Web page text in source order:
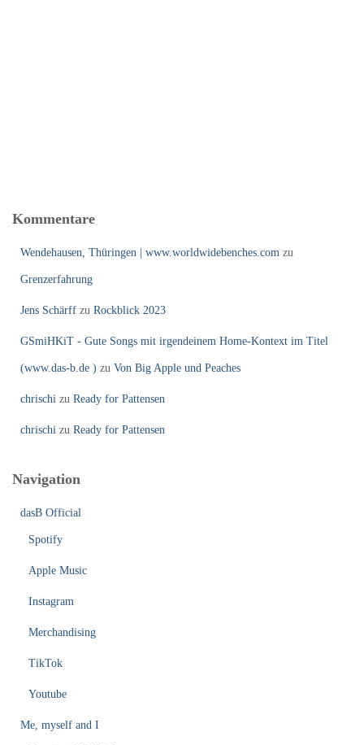
Kommentare
Wendehausen, Thüringen | www.worldwidebenches.com zu
Grenzerfahrung
Jens Schärff zu Rockblick 2023
GSmiHKiT - Gute Songs mit irgendeinem Home-Kontext im Titel
(www.das-b.de ) zu Von Big Apple und Peaches
chrischi zu Ready for Pattensen
chrischi zu Ready for Pattensen
Navigation
dasB Official
Spotify
Apple Music
Instagram
Merchandising
TikTok
Youtube
Me, myself and I